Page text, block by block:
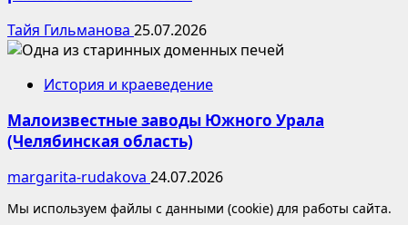
Тайя Гильманова 25.07.2026
История и краеведение
Малоизвестные заводы Южного Урала
(Челябинская область)
margarita-rudakova 24.07.2026
Мы используем файлы с данными (cookie) для работы сайта.